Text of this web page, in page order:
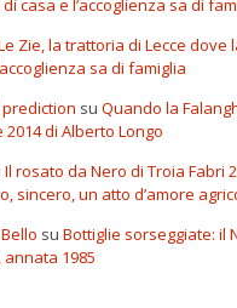
casa e l’accoglienza sa di
Zie, la trattoria di Lecce dove
sa di famiglia
su Quando la
2014 di Alberto Longo
Il rosato da Nero di Troia Fabri
sincero, un atto d’amore
su Bottiglie sorseggiate: il
1985